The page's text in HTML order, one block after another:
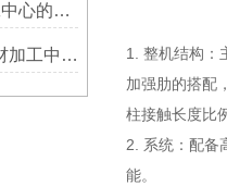
立式加工中心和卧式加工中心的区别
VMC1160加工中心在木材加工中的应用
1. 整机结构：
加强肋的搭配
柱接触长度比
2. 系统：配备
能。